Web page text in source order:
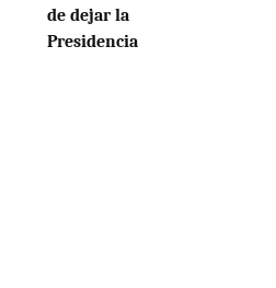
de dejar la
Presidencia